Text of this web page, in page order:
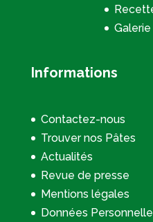
Informations
Contactez-nous
Trouver nos Pâtes
Actualités
Revue de presse
Mentions légales
Données